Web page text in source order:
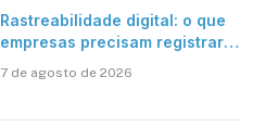
Rastreabilidade digital: o que
empresas precisam registrar
7 de agosto de 2026